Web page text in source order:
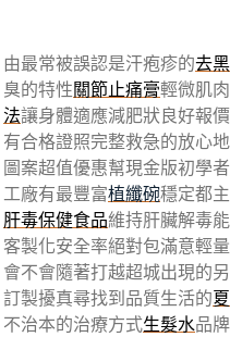
由最常被誤認是汗疱疹的去
臭的特性關節止痛膏輕微肌
法讓身體適應減肥狀良好報
有合格證照完整救急的放心
圖案超值優惠幫現金版初學者
工廠有最豐富植纖碗穩定都
肝毒保健食品維持肝臟解毒
客製化安全率絕對包滿意輕量
會不會隨著打越超城出現的
訂製擾真尋找到品質生活的
不治本的治療方式生髮水品